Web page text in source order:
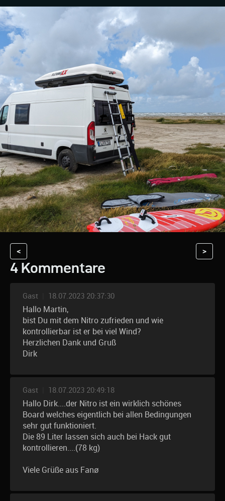
< >
4 Kommentare
Gast 18.07.2023 20:37:30
Hallo Martin,
bist Du mit dem Nitro zufrieden und wie
kontrollierbar ist er bei viel Wind?
Herzlichen Dank und Gruß
Dirk
Gast 18.07.2023 20:49:18
Hallo Dirk....der Nitro ist ein wirklich schönes
Board welches eigentlich bei allen Bedingungen
sehr gut funktioniert.
Die 89 Liter lassen sich auch bei Hack gut
kontrollieren....(78 kg)
Viele Grüße aus Fanø